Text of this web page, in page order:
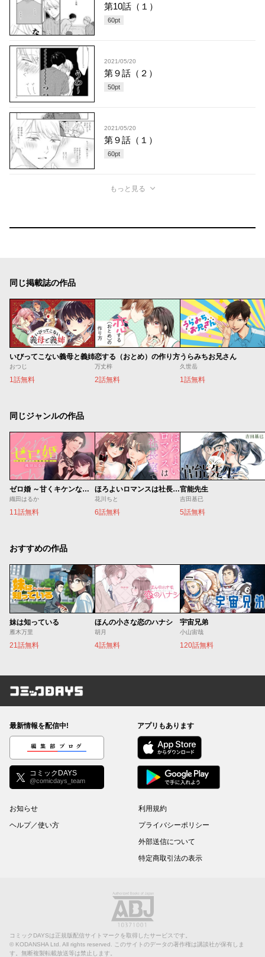
第10話（１）
60pt
2021/05/20
第９話（２）
50pt
2021/05/20
第９話（１）
60pt
もっと見る
同じ掲載誌の作品
いびってこない義母と義姉
おつじ
1話無料
恋する（おとめ）の作り方
万丈梓
2話無料
うらみちお兄さん
久世岳
1話無料
同じジャンルの作品
ゼロ婚 ～甘くキケンな極秘任務～
織田はるか
11話無料
ほろよいロマンスは社長室で
花川ちと
6話無料
官能先生
吉田基已
5話無料
おすすめの作品
妹は知っている
雁木万里
21話無料
ほんの小さな恋のハナシ
胡月
4話無料
宇宙兄弟
小山宙哉
120話無料
コミックDAYS
最新情報を配信中!
編集部ブログ
コミックDAYS
@comicdays_team
アプリもあります
お知らせ
ヘルプ／使い方
利用規約
プライバシーポリシー
外部送信について
特定商取引法の表示
コミックDAYSは正規版配信サイトマークを取得したサービスです。
© KODANSHA Ltd. All rights reserved. このサイトのデータの著作権は講談社が保有しま
す。無断複製転載放送等は禁止します。